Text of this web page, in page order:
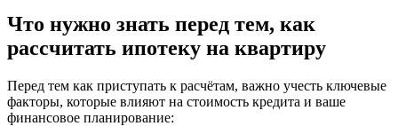
Что нужно знать перед тем, как
рассчитать ипотеку на квартиру
Перед тем как приступать к расчётам, важно учесть ключевые
факторы, которые влияют на стоимость кредита и ваше
финансовое планирование: